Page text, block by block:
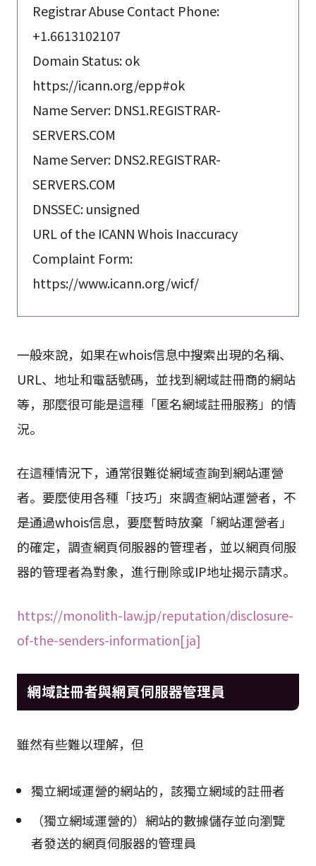
Registrar Abuse Contact Phone:
+1.6613102107
Domain Status: ok
https://icann.org/epp#ok
Name Server: DNS1.REGISTRAR-
SERVERS.COM
Name Server: DNS2.REGISTRAR-
SERVERS.COM
DNSSEC: unsigned
URL of the ICANN Whois Inaccuracy
Complaint Form:
https://www.icann.org/wicf/
一般來說，如果在whois信息中搜索出現的名稱、
URL、地址和電話號碼，並找到網域註冊商的網站
等，那麼很可能是這種「匿名網域註冊服務」的情
況。
在這種情況下，通常很難從網域查詢到網站運營
者。要麼使用各種「技巧」來調查網站運營者，不
是通過whois信息，要麼暫時放棄「網站運營者」
的確定，調查網頁伺服器的管理者，並以網頁伺服
器的管理者為對象，進行刪除或IP地址揭示請求。
https://monolith-law.jp/reputation/disclosure-
of-the-senders-information[ja]
網域註冊者與網頁伺服器管理員
雖然有些難以理解，但
獨立網域運營的網站的，該獨立網域的註冊者
（獨立網域運營的）網站的數據儲存並向瀏覽
者發送的網頁伺服器的管理員